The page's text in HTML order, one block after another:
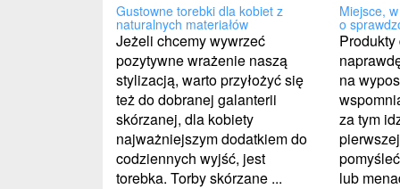
Gustowne torebki dla kobiet z
naturalnych materiałów
Jeżeli chcemy wywrzeć
pozytywne wrażenie naszą
stylizacją, warto przyłożyć się
też do dobranej galanterii
skórzanej, dla kobiety
najważniejszym dodatkiem do
codziennych wyjść, jest
torebka. Torby skórzane ...
Miejsce,
o
na
za tym
lub